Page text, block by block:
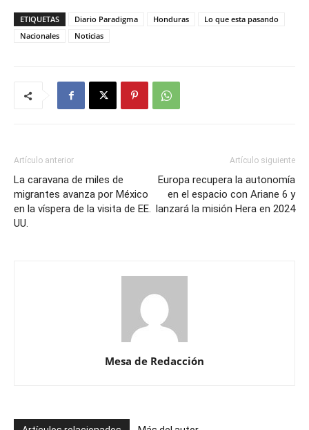
ETIQUETAS Diario Paradigma Honduras
Lo que esta pasando
Nacionales
Noticias
Artículo anterior
La caravana de miles de
migrantes avanza por México
en la víspera de la visita de EE.
UU.
Artículo siguiente
Europa recupera la autonomía
en el espacio con Ariane 6 y
lanzará la misión Hera en 2024
Mesa de Redacción